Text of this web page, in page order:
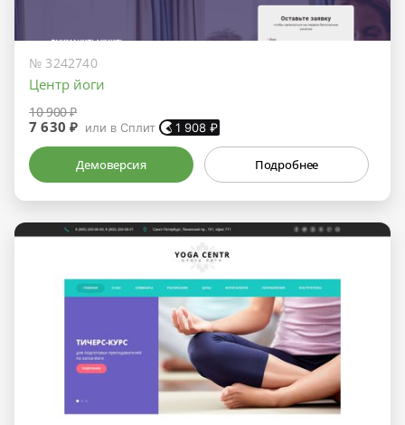
№ 3242740
Центр йоги
10 900 ₽
7 630 ₽ или в Сплит 1 908 ₽
Демоверсия Подробнее